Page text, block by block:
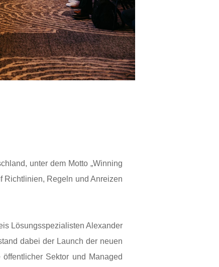
unter dem Motto „Winning
Richtlinien, Regeln und Anreizen
Lösungsspezialisten Alexander
dabei der Launch der neuen
Sektor und Managed